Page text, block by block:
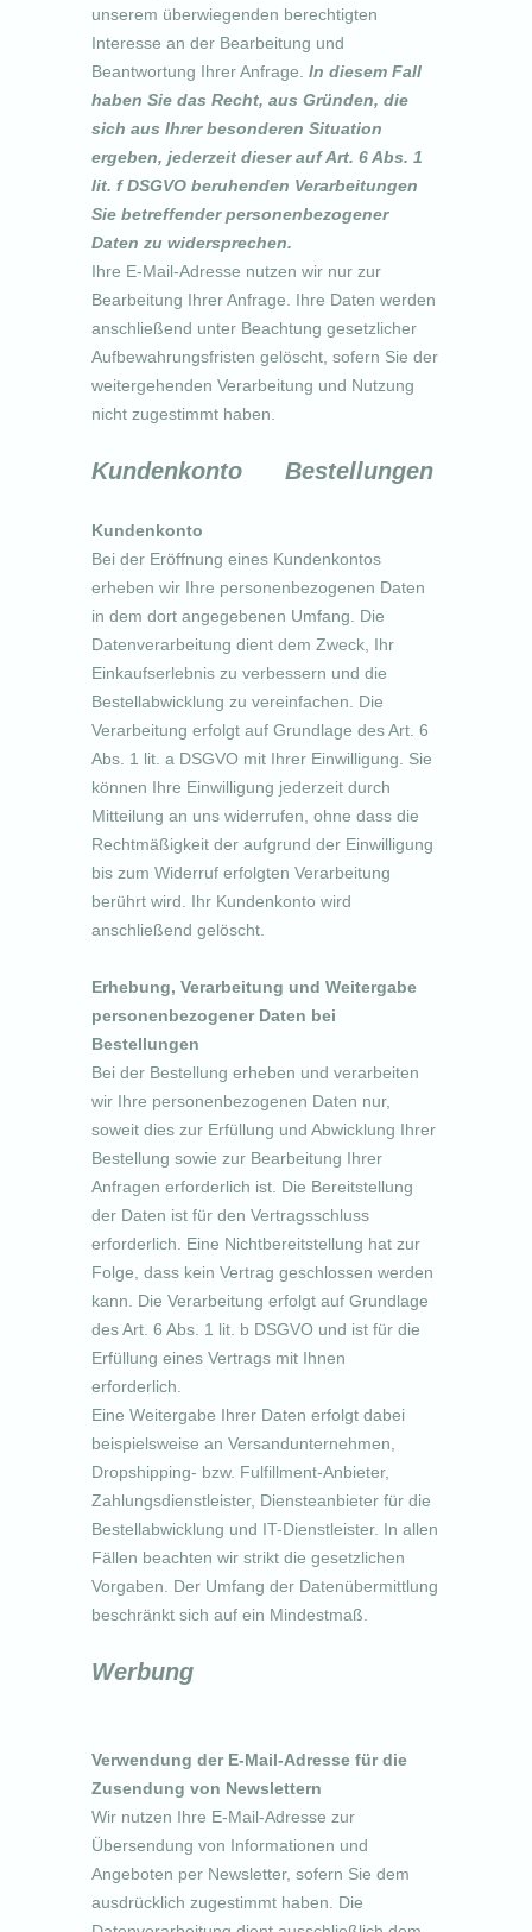
unserem überwiegenden berechtigten
Interesse an der Bearbeitung und
Beantwortung Ihrer Anfrage.In diesem Fall
haben Sie das Recht, aus Gründen, die
sich aus Ihrer besonderen Situation
ergeben, jederzeit dieser auf Art. 6 Abs. 1
lit. f DSGVO beruhenden Verarbeitungen
Sie betreffender personenbezogener
Daten zu widersprechen.
Ihre E-Mail-Adresse nutzen wir nur zur
Bearbeitung Ihrer Anfrage. Ihre Daten werden
anschließend unter Beachtung gesetzlicher
Aufbewahrungsfristen gelöscht, sofern Sie der
weitergehenden Verarbeitung und Nutzung
nicht zugestimmt haben.
Kundenkonto Bestellungen
Kundenkonto
Bei der Eröffnung eines Kundenkontos
erheben wir Ihre personenbezogenen Daten
in dem dort angegebenen Umfang. Die
Datenverarbeitung dient dem Zweck, Ihr
Einkaufserlebnis zu verbessern und die
Bestellabwicklung zu vereinfachen. Die
Verarbeitung erfolgt auf Grundlage des Art. 6
Abs. 1 lit. a DSGVO mit Ihrer Einwilligung. Sie
können Ihre Einwilligung jederzeit durch
Mitteilung an uns widerrufen, ohne dass die
Rechtmäßigkeit der aufgrund der Einwilligung
bis zum Widerruf erfolgten Verarbeitung
berührt wird. Ihr Kundenkonto wird
anschließend gelöscht.
Erhebung, Verarbeitung und Weitergabe
personenbezogener Daten bei
Bestellungen
Bei der Bestellung erheben und verarbeiten
wir Ihre personenbezogenen Daten nur,
soweit dies zur Erfüllung und Abwicklung Ihrer
Bestellung sowie zur Bearbeitung Ihrer
Anfragen erforderlich ist. Die Bereitstellung
der Daten ist für den Vertragsschluss
erforderlich. Eine Nichtbereitstellung hat zur
Folge, dass kein Vertrag geschlossen werden
kann. Die Verarbeitung erfolgt auf Grundlage
des Art. 6 Abs. 1 lit. b DSGVO und ist für die
Erfüllung eines Vertrags mit Ihnen
erforderlich.
Eine Weitergabe Ihrer Daten erfolgt dabei
beispielsweise an Versandunternehmen,
Dropshipping- bzw. Fulfillment-Anbieter,
Zahlungsdienstleister, Diensteanbieter für die
Bestellabwicklung und IT-Dienstleister. In allen
Fällen beachten wir strikt die gesetzlichen
Vorgaben. Der Umfang der Datenübermittlung
beschränkt sich auf ein Mindestmaß.
Werbung
Verwendung der E-Mail-Adresse für die
Zusendung von Newslettern
Wir nutzen Ihre E-Mail-Adresse zur
Übersendung von Informationen und
Angeboten per Newsletter, sofern Sie dem
ausdrücklich zugestimmt haben. Die